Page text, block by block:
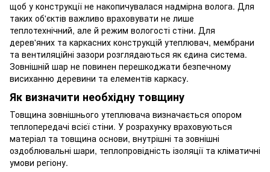
щоб у конструкції не накопичувалася надмірна волога. Для
таких об'єктів важливо враховувати не лише
теплотехнічний, але й режим вологості стіни. Для
дерев'яних та каркасних конструкцій утеплювач, мембрани
та вентиляційні зазори розглядаються як єдина система.
Зовнішній шар не повинен перешкоджати безпечному
висиханню деревини та елементів каркасу.
Як визначити необхідну товщину
Товщина зовнішнього утеплювача визначається опором
теплопередачі всієї стіни. У розрахунку враховуються
матеріал та товщина основи, внутрішні та зовнішні
оздоблювальні шари, теплопровідність ізоляції та кліматичні
умови регіону.